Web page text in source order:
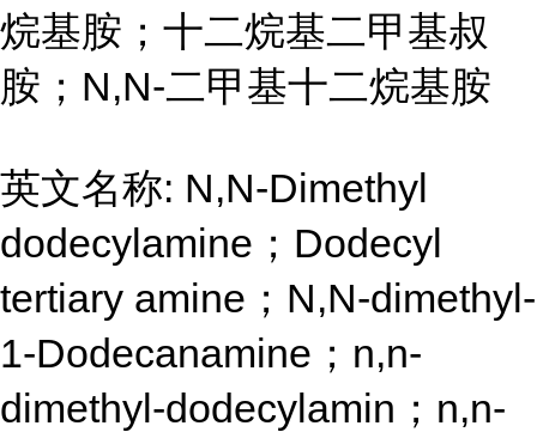
烷基胺；十二烷基二甲基叔
胺；N,N-二甲基十二烷基胺
英文名称: N,N-Dimethyl
dodecylamine；Dodecyl
tertiary amine；N,N-dimethyl-
1-Dodecanamine；n,n-
dimethyl-dodecylamin；n,n-